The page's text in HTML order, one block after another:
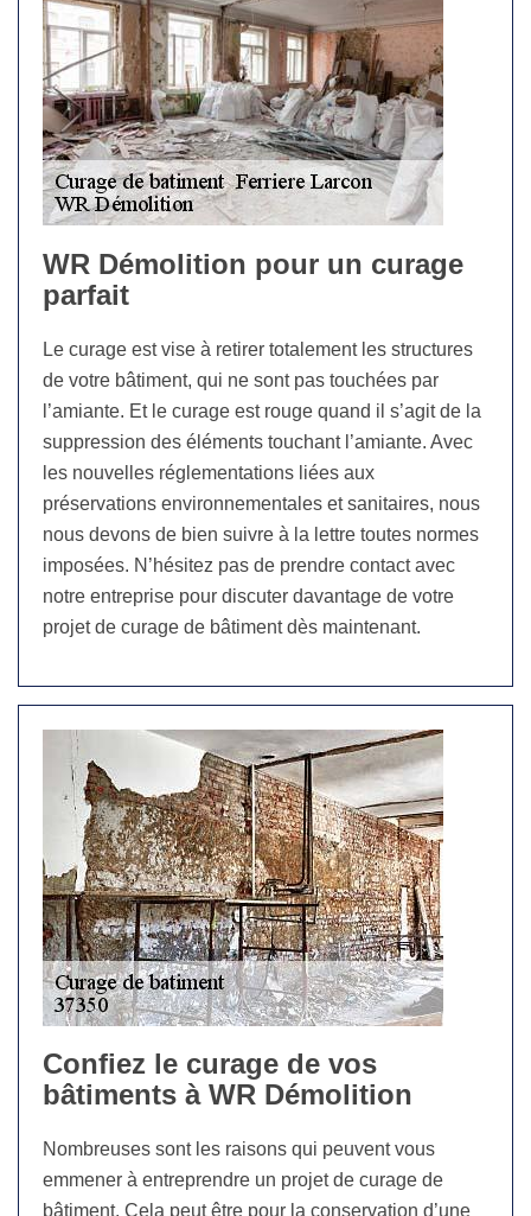
WR Démolition pour un curage
parfait
Le curage est vise à retirer totalement les structures
de votre bâtiment, qui ne sont pas touchées par
l’amiante. Et le curage est rouge quand il s’agit de la
suppression des éléments touchant l’amiante. Avec
les nouvelles réglementations liées aux
préservations environnementales et sanitaires, nous
nous devons de bien suivre à la lettre toutes normes
imposées. N’hésitez pas de prendre contact avec
notre entreprise pour discuter davantage de votre
projet de curage de bâtiment dès maintenant.
Confiez le curage de vos
bâtiments à WR Démolition
Nombreuses sont les raisons qui peuvent vous
emmener à entreprendre un projet de curage de
bâtiment. Cela peut être pour la conservation d’une